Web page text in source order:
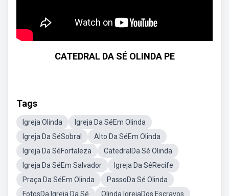
CATEDRAL DA SÉ OLINDA PE
Tags
Igreja Olinda
Igreja Da SéEm Olinda
Igreja Da SéSobral
Alto Da SéEm Olinda
Igreja Da SéFortaleza
CatedralDa Sé Olinda
Igreja Da SéEm Salvador
Igreja Da SéRecife
Praça Da SéEm Olinda
PassoDa Sé Olinda
FotosDa Igreja Da Sé
Olinda IgrejaDos Escravos